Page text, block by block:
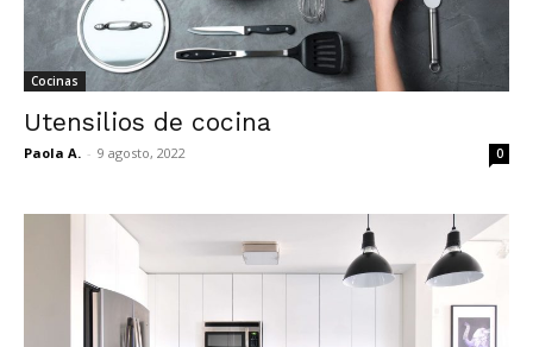
Cocinas
Utensilios de cocina
Paola A. - 9 agosto, 2022 0